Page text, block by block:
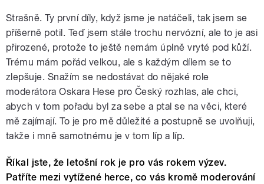
Strašně. Ty první díly, když jsme je natáčeli, tak jsem se
příšerně potil. Teď jsem stále trochu nervózní, ale to je asi
přirozené, protože to ještě nemám úplně vryté pod kůží.
Trému mám pořád velkou, ale s každým dílem se to
zlepšuje. Snažím se nedostávat do nějaké role
moderátora Oskara Hese pro Český rozhlas, ale chci,
abych v tom pořadu byl za sebe a ptal se na věci, které
mě zajímají. To je pro mě důležité a postupně se uvolňuji,
takže i mně samotnému je v tom líp a líp.
Říkal jste, že letošní rok je pro vás rokem výzev.
Patříte mezi vytížené herce, co vás kromě moderování